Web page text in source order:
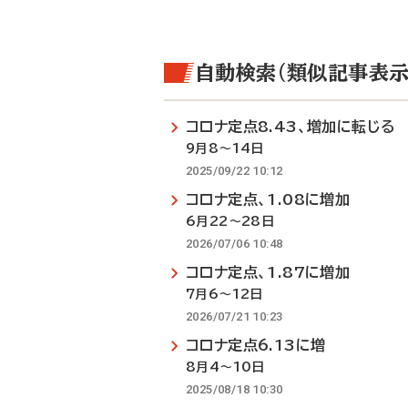
自動検索（類似記事表示
コロナ定点8.43、増加に転じる
9月8～14日
2025/09/22 10:12
コロナ定点、1.08に増加
6月22～28日
2026/07/06 10:48
コロナ定点、1.87に増加
7月6～12日
2026/07/21 10:23
コロナ定点6.13に増
8月4～10日
2025/08/18 10:30